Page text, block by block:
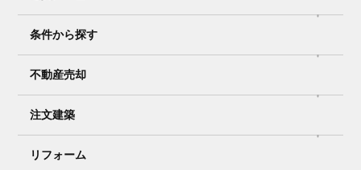
条件から探す
不動産売却
注文建築
リフォーム